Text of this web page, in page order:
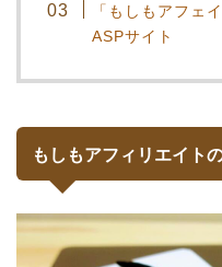
「もしもアフェ
ASPサイト
もしもアフィリエイト